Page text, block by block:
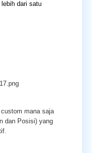
dari satu
mana saja
dan Posisi) yang